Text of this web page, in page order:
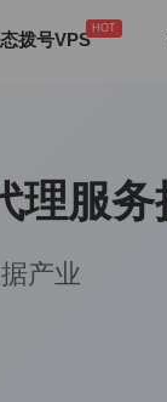
拨号VPS